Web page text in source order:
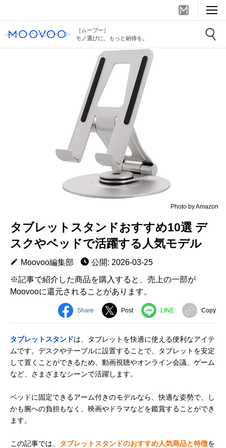
［ムーブー］
モノ選びに、もっと納得を。
Photo by Amazon
タブレットスタンドおすすめ10選 デ
スクやベッドで活躍する人気モデル
Moovoo編集部
公開: 2026-03-25
※記事で紹介した商品を購入すると、売上の一部が
Moovooに還元されることがあります。
Share Post LINE Copy
タブレットスタンドは、タブレットを快適に使える便利なアイテ
ムです。デスクやテーブルに設置することで、タブレットを安定
して置くことができるため、動画視聴やオンライン会議、ゲーム
など、さまざまなシーンで活躍します。
ベッドに固定できるアーム付きのモデルなら、快適な姿勢で、し
かも腕への負担もなく、映画やドラマなどを鑑賞することができ
ます。
この記事では、 タブレットスタンドのおすすめ人気商品と特徴を